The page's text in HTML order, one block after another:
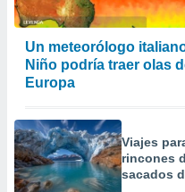
Un meteorólogo
Niño podría traer olas
Europa
Viajes
rincones
sacados